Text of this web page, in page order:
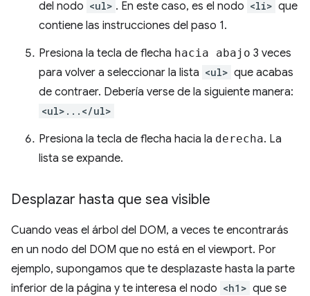
del nodo <ul> . En este caso, es el nodo <li> que
contiene las instrucciones del paso 1.
Presiona la tecla de flecha hacia abajo 3 veces
para volver a seleccionar la lista <ul> que acabas
de contraer. Debería verse de la siguiente manera:
<ul>...</ul>
Presiona la tecla de flecha hacia la derecha. La
lista se expande.
Desplazar hasta que sea visible
Cuando veas el árbol del DOM, a veces te encontrarás
en un nodo del DOM que no está en el viewport. Por
ejemplo, supongamos que te desplazaste hasta la parte
inferior de la página y te interesa el nodo <h1> que se